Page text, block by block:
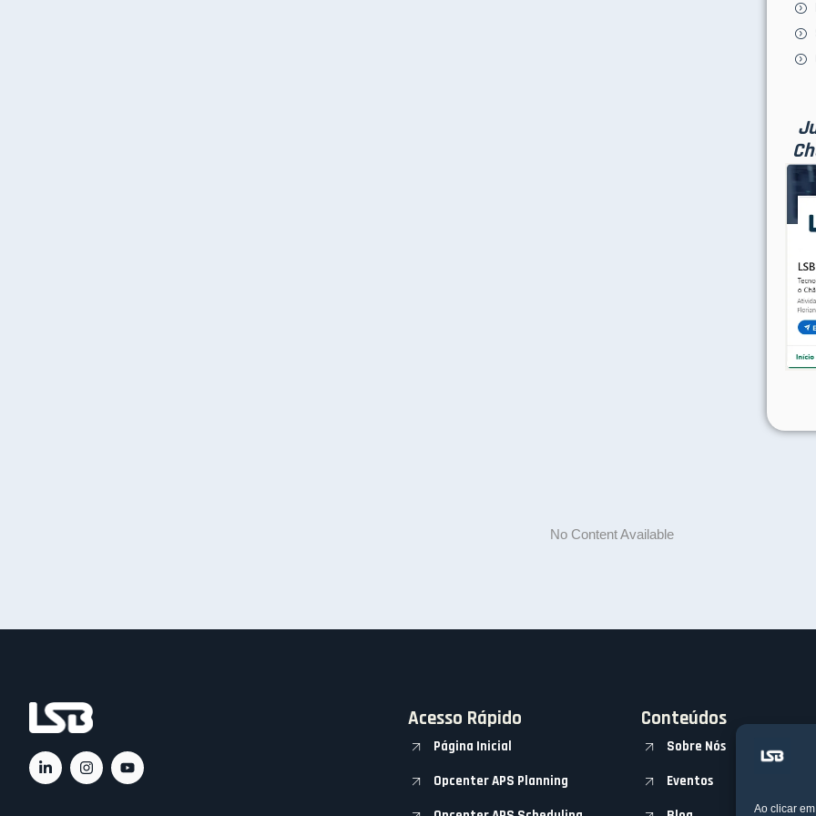
Ao clicar em
No Content Available
Acesso Rápido
Página Inicial
Opcenter APS Planning
Conteúdos
Sobre Nós
Eventos